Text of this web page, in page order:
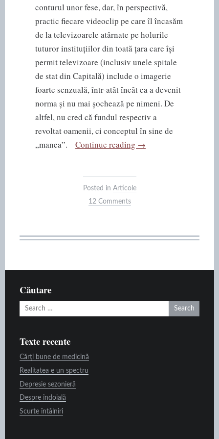
conturul unor fese, dar, în perspectivă,
practic fiecare videoclip pe care îl încasăm
de la televizoarele atârnate pe holurile
tuturor instituțiilor din toată țara care își
permit televizoare (inclusiv unele spitale
de stat din Capitală) include o imagerie
foarte senzuală, într-atât încât ea a devenit
norma și nu mai șochează pe nimeni. De
altfel, nu cred că fundul respectiv a
revoltat oamenii, ci conceptul în sine de
„manea”. Continue reading “Manelele
→
Posted in Articole
12 Comments
Căutare
Search
Texte recente
Cărți bune de medicină
Realitatea e un spectru
Depresie sezonieră
Despre îndoială
Scurte întâlniri